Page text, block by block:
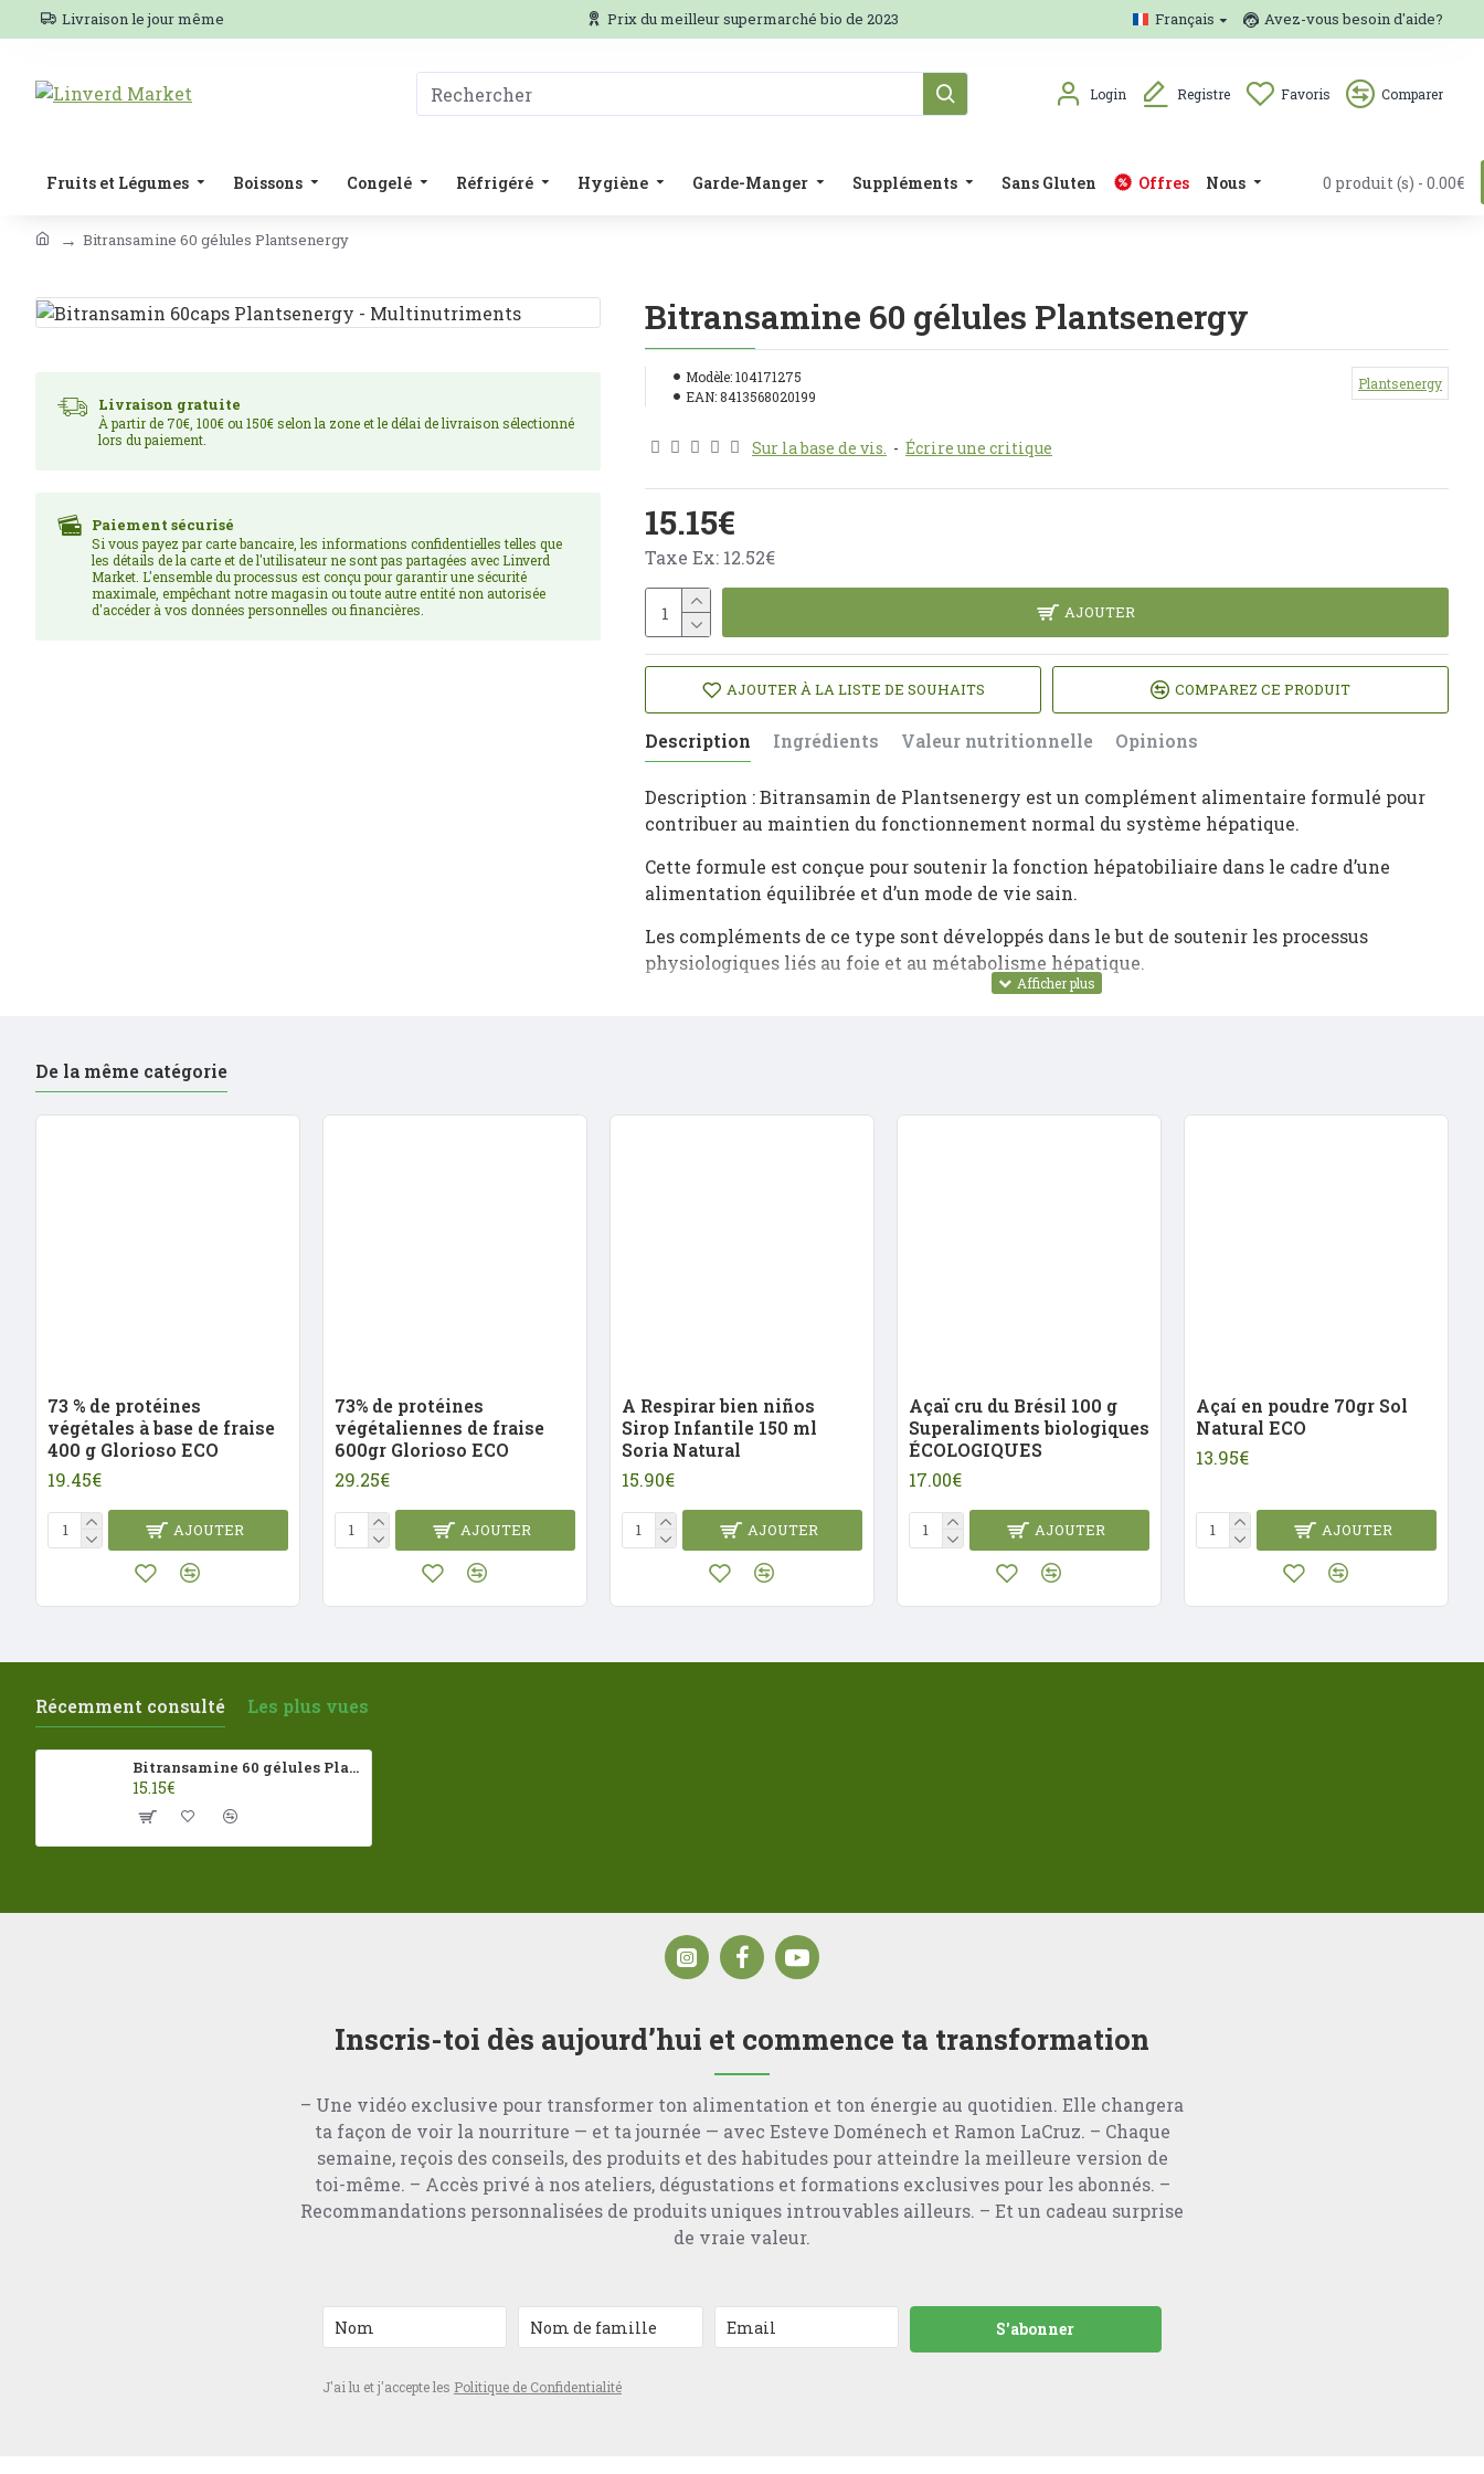
Livraison le jour même Prix du meilleur supermarché bio de 2023 Français Avez-vous besoin d'aide?
Login Registre Favoris Comparer
Fruits et Légumes Boissons Congelé Réfrigéré Hygiène Garde-Manger Suppléments Sans Gluten Offres Nous 0 produit (s) - 0.00€
Bitransamine 60 gélules Plantsenergy
Livraison gratuite
À partir de 70€, 100€ ou 150€ selon la zone et le délai de livraison sélectionné
lors du paiement.
Paiement sécurisé
Si vous payez par carte bancaire, les informations confidentielles telles que
les détails de la carte et de l'utilisateur ne sont pas partagées avec Linverd
Market. L'ensemble du processus est conçu pour garantir une sécurité
maximale, empêchant notre magasin ou toute autre entité non autorisée
d'accéder à vos données personnelles ou financières.
Bitransamine 60 gélules Plantsenergy
Modèle:104171275
EAN:8413568020199
Plantsenergy
Sur la base de vis. - Écrire une critique
15.15€
Taxe Ex: 12.52€
AJOUTER
AJOUTER À LA LISTE DE SOUHAITS COMPAREZ CE PRODUIT
Description Ingrédients Valeur nutritionnelle Opinions
Description : Bitransamin de Plantsenergy est un complément alimentaire formulé pour
contribuer au maintien du fonctionnement normal du système hépatique.
Cette formule est conçue pour soutenir la fonction hépatobiliaire dans le cadre d’une
alimentation équilibrée et d’un mode de vie sain.
Les compléments de ce type sont développés dans le but de soutenir les processus
physiologiques liés au foie et au métabolisme hépatique.
De la même catégorie
73 % de protéines
végétales à base de fraise
400 g Glorioso ECO
19.45€
AJOUTER
73% de protéines
végétaliennes de fraise
600gr Glorioso ECO
29.25€
AJOUTER
A Respirar bien niños
Sirop Infantile 150 ml
Soria Natural
15.90€
AJOUTER
Açaï cru du Brésil 100 g
Superaliments biologiques
ÉCOLOGIQUES
17.00€
AJOUTER
Açaí en poudre 70gr Sol
Natural ECO
13.95€
AJOUTER
Récemment consulté Les plus vues
Bitransamine 60 gélules Plantsenergy
15.15€
Inscris-toi dès aujourd’hui et commence ta transformation
– Une vidéo exclusive pour transformer ton alimentation et ton énergie au quotidien. Elle changera
ta façon de voir la nourriture — et ta journée — avec Esteve Doménech et Ramon LaCruz. – Chaque
semaine, reçois des conseils, des produits et des habitudes pour atteindre la meilleure version de
toi-même. – Accès privé à nos ateliers, dégustations et formations exclusives pour les abonnés. –
Recommandations personnalisées de produits uniques introuvables ailleurs. – Et un cadeau surprise
de vraie valeur.
S'abonner
J'ai lu et j'accepte les Politique de Confidentialité